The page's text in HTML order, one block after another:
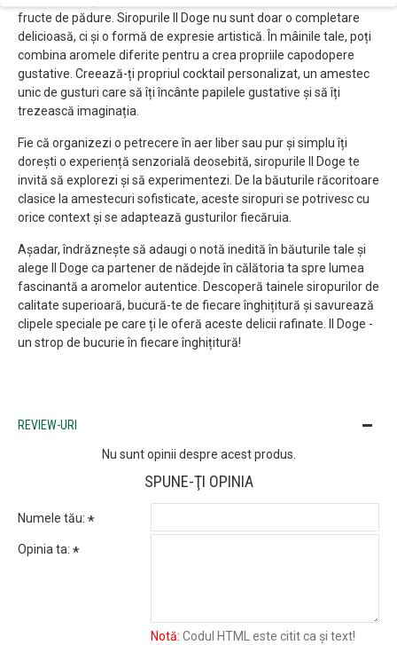
fructe de pădure. Siropurile Il Doge nu sunt doar o completare
delicioasă, ci și o formă de expresie artistică. În mâinile tale, poți
combina aromele diferite pentru a crea propriile capodopere
gustative. Creează-ți propriul cocktail personalizat, un amestec
unic de gusturi care să îți încânte papilele gustative și să îți
trezească imaginația.
Fie că organizezi o petrecere în aer liber sau pur și simplu îți
dorești o experiență senzorială deosebită, siropurile Il Doge te
invită să explorezi și să experimentezi. De la băuturile răcoritoare
clasice la amestecuri sofisticate, aceste siropuri se potrivesc cu
orice context și se adaptează gusturilor fiecăruia.
Așadar, îndrăznește să adaugi o notă inedită în băuturile tale și
alege Il Doge ca partener de nădejde în călătoria ta spre lumea
fascinantă a aromelor autentice. Descoperă tainele siropurilor de
calitate superioară, bucură-te de fiecare înghițitură și savurează
clipele speciale pe care ți le oferă aceste delicii rafinate. Il Doge -
un strop de bucurie în fiecare înghițitură!
REVIEW-URI
Nu sunt opinii despre acest produs.
SPUNE-ŢI OPINIA
Numele tău:
Opinia ta:
Notă: Codul HTML este citit ca şi text!